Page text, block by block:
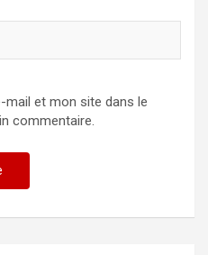
mail et mon site dans le
commentaire.